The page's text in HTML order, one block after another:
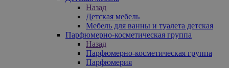
Назад
Детская мебель
Мебель для ванны и туалета детская
Парфюмерно-косметическая группа
Назад
Парфюмерно-косметическая группа
Парфюмерия